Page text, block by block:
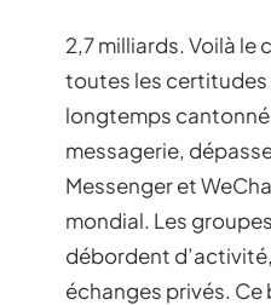
2,7 milliards. Voilà
toutes les certitudes
longtemps
messagerie,
Messenger et
mondial. Les
débordent
échanges privés.